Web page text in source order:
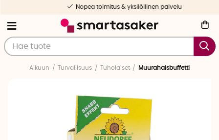
Nopea toimitus & yksilöllinen palvelu
Alkuun Turvallisuus Tuholaiset Muurahaisbuffetti